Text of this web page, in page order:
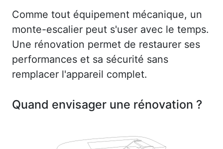
Comme tout équipement mécanique, un
monte-escalier peut s'user avec le temps.
Une rénovation permet de restaurer ses
performances et sa sécurité sans
remplacer l'appareil complet.
Quand envisager une rénovation ?